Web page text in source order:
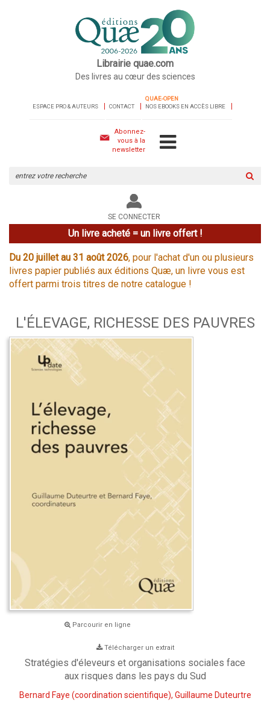
Librairie quae.com
Des livres au cœur des sciences
ESPACE PRO & AUTEURS CONTACT
QUAE-OPEN
NOS EBOOKS EN ACCÈS LIBRE
Abonnez-
vous à la
newsletter
le
site
SE CONNECTER
Un livre acheté = un livre offert !
Du 20 juillet au 31 août 2026, pour l'achat d'un ou plusieurs
livres papier publiés aux éditions Quæ, un livre vous est
offert parmi trois titres de notre catalogue !
L'ÉLEVAGE, RICHESSE DES PAUVRES
Parcourir en ligne
Télécharger un extrait
Stratégies d'éleveurs et organisations sociales face
aux risques dans les pays du Sud
Bernard Faye (coordination scientifique), Guillaume Duteurtre